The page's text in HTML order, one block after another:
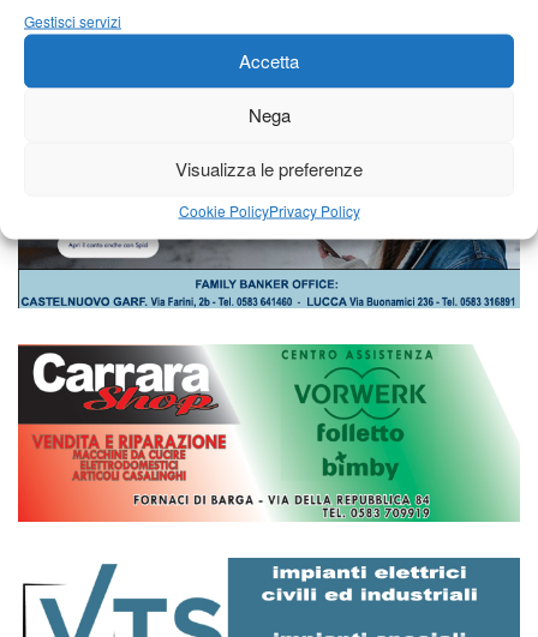
Gestisci servizi
Accetta
Nega
Visualizza le preferenze
Cookie PolicyPrivacy Policy